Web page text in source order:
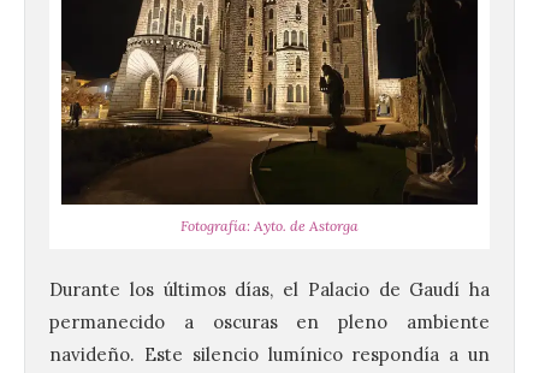
Fotografía: Ayto. de Astorga
Durante los últimos días, el Palacio de Gaudí ha
permanecido a oscuras en pleno ambiente
navideño. Este silencio lumínico respondía a un